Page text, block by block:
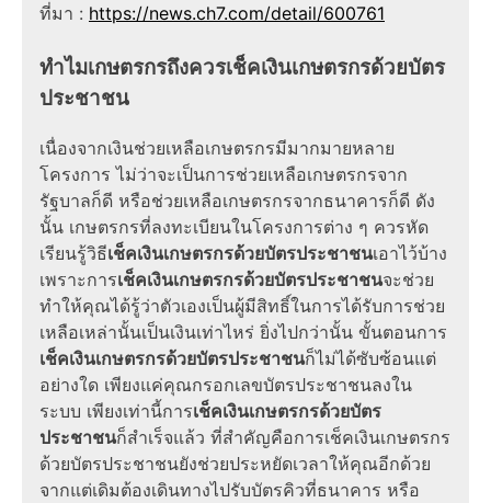
ที่มา : https://news.ch7.com/detail/600761
ทำไมเกษตรกรถึงควรเช็คเงินเกษตรกรด้วยบัตร
ประชาชน
เนื่องจากเงินช่วยเหลือเกษตรกรมีมากมายหลาย
โครงการ ไม่ว่าจะเป็นการช่วยเหลือเกษตรกรจาก
รัฐบาลก็ดี หรือช่วยเหลือเกษตรกรจากธนาคารก็ดี ดัง
นั้น เกษตรกรที่ลงทะเบียนในโครงการต่าง ๆ ควรหัด
เรียนรู้วิธีเช็คเงินเกษตรกรด้วยบัตรประชาชนเอาไว้บ้าง
เพราะการเช็คเงินเกษตรกรด้วยบัตรประชาชนจะช่วย
ทำให้คุณได้รู้ว่าตัวเองเป็นผู้มีสิทธิ์ในการได้รับการช่วย
เหลือเหล่านั้นเป็นเงินเท่าไหร่ ยิ่งไปกว่านั้น ขั้นตอนการ
เช็คเงินเกษตรกรด้วยบัตรประชาชนก็ไม่ได้ซับซ้อนแต่
อย่างใด เพียงแค่คุณกรอกเลขบัตรประชาชนลงใน
ระบบ เพียงเท่านี้การเช็คเงินเกษตรกรด้วยบัตร
ประชาชนก็สำเร็จแล้ว ที่สำคัญคือการเช็คเงินเกษตรกร
ด้วยบัตรประชาชนยังช่วยประหยัดเวลาให้คุณอีกด้วย
จากแต่เดิมต้องเดินทางไปรับบัตรคิวที่ธนาคาร หรือ